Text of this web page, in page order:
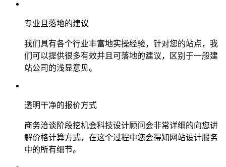
专业且落地的建议
我们具有各个行业丰富地实操经验，针对您的站点，我
们可以提供很多有效并且可落地的建议，区别于一般建
站公司的浅显意见。
透明干净的报价方式
商务洽谈阶段挖机会科技设计顾问会非常详细的向您讲
解价格计算方式，在这个过程中您会得知网站设计服务
中的所有细节。